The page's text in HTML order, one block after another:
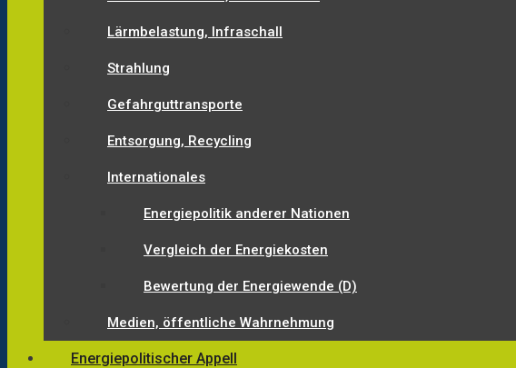
Lärmbelastung, Infraschall
Strahlung
Gefahrguttransporte
Entsorgung, Recycling
Internationales
Energiepolitik anderer Nationen
Vergleich der Energiekosten
Bewertung der Energiewende (D)
Medien, öffentliche Wahrnehmung
Energiepolitischer Appell